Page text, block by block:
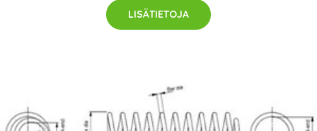
LISÄTIETOJA